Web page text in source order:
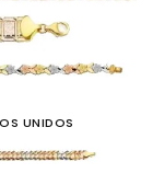
UNIDOS